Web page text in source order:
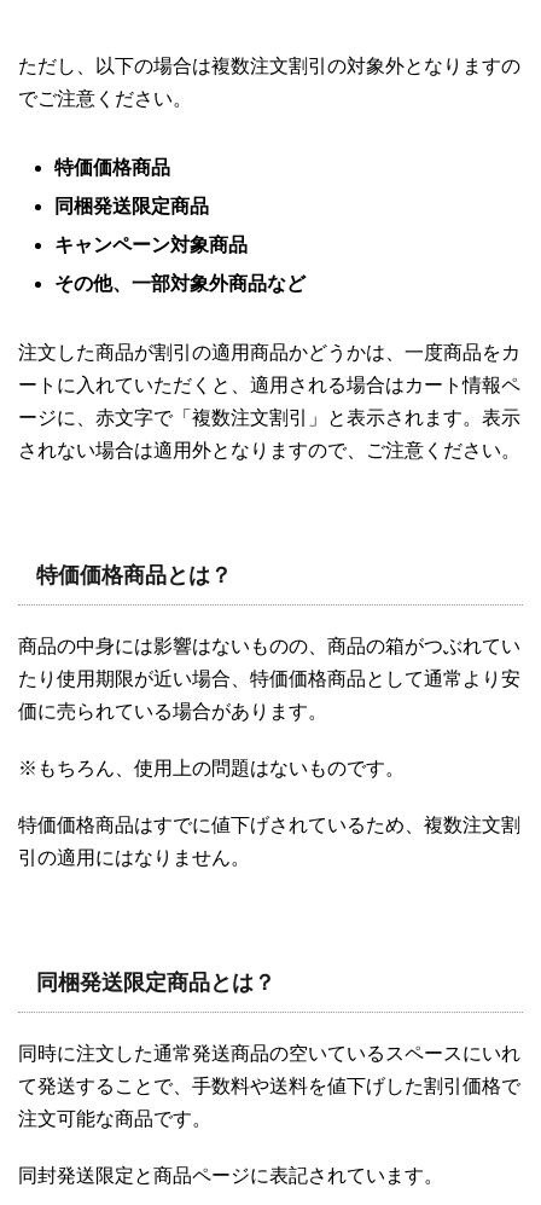
ただし、以下の場合は複数注文割引の対象外となりますの
でご注意ください。
特価価格商品
同梱発送限定商品
キャンペーン対象商品
その他、一部対象外商品など
注文した商品が割引の適用商品かどうかは、一度商品をカ
ートに入れていただくと、適用される場合はカート情報ペ
ージに、赤文字で「複数注文割引」と表示されます。表示
されない場合は適用外となりますので、ご注意ください。
特価価格商品とは？
商品の中身には影響はないものの、商品の箱がつぶれてい
たり使用期限が近い場合、特価価格商品として通常より安
価に売られている場合があります。
※もちろん、使用上の問題はないものです。
特価価格商品はすでに値下げされているため、複数注文割
引の適用にはなりません。
同梱発送限定商品とは？
同時に注文した通常発送商品の空いているスペースにいれ
て発送することで、手数料や送料を値下げした割引価格で
注文可能な商品です。
同封発送限定と商品ページに表記されています。